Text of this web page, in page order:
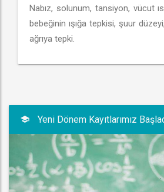
Nabız, solunum, tansiyon, vücut
bebeğinin ışığa tepkisi, şuur
ağrıya tepki.
Yeni Dönem Kayıtlarımız